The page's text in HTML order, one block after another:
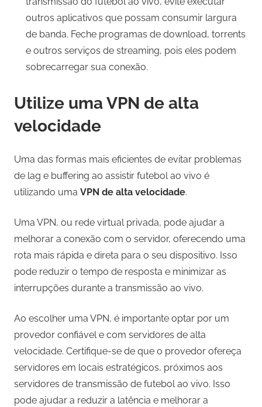
outros aplicativos que possam consumir largura
de banda. Feche programas de download, torrents
e outros serviços de streaming, pois eles podem
sobrecarregar sua conexão.
Utilize uma VPN de alta
velocidade
Uma das formas mais eficientes de evitar problemas
de lag e buffering ao assistir futebol ao vivo é
utilizando uma VPN de alta velocidade.
Uma VPN, ou rede virtual privada, pode ajudar a
melhorar a conexão com o servidor, oferecendo uma
rota mais rápida e direta para o seu dispositivo. Isso
pode reduzir o tempo de resposta e minimizar as
interrupções durante a transmissão ao vivo.
Ao escolher uma VPN, é importante optar por um
provedor confiável e com servidores de alta
velocidade. Certifique-se de que o provedor ofereça
servidores em locais estratégicos, próximos aos
servidores de transmissão de futebol ao vivo. Isso
pode ajudar a reduzir a latência e melhorar a